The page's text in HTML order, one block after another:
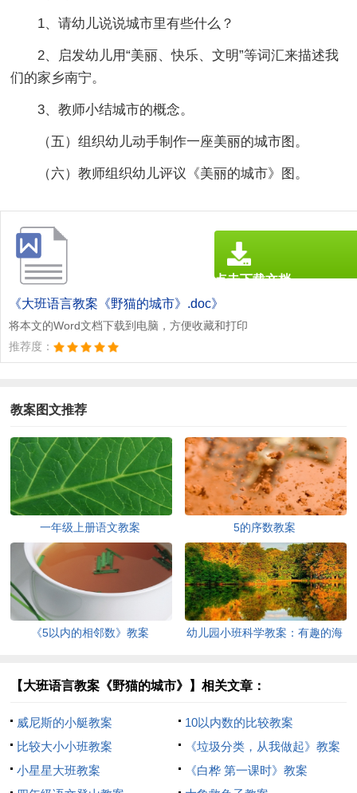
1、请幼儿说说城市里有些什么？
2、启发幼儿用“美丽、快乐、文明”等词汇来描述我
们的家乡南宁。
3、教师小结城市的概念。
（五）组织幼儿动手制作一座美丽的城市图。
（六）教师组织幼儿评议《美丽的城市》图。
《大班语言教案《野猫的城市》.doc》
将本文的Word文档下载到电脑，方便收藏和打印
推荐度：
点击下载文档
教案图文推荐
一年级上册语文教案 5的序数教案
《5以内的相邻数》教案
幼儿园小班科学教案：有趣的海
【大班语言教案《野猫的城市》】相关文章：
威尼斯的小艇教案
10以内数的比较教案
比较大小小班教案
《垃圾分类，从我做起》教案
小星星大班教案
《白桦 第一课时》教案